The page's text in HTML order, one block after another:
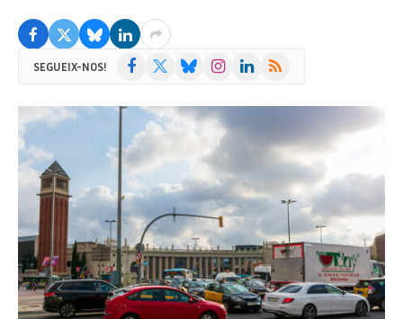
SEGUEIX-NOS! Facebook BlueskyInstagramLinkedIn
RSS